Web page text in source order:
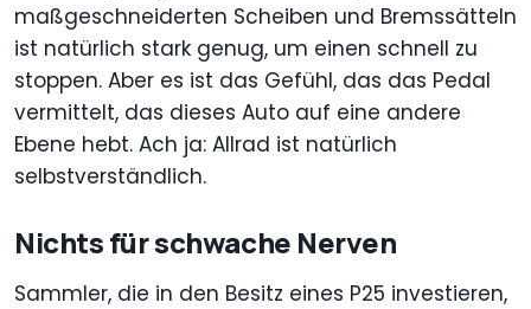
maßgeschneiderten Scheiben und Bremssätteln
ist natürlich stark genug, um einen schnell zu
stoppen. Aber es ist das Gefühl, das das Pedal
vermittelt, das dieses Auto auf eine andere
Ebene hebt. Ach ja: Allrad ist natürlich
selbstverständlich.
Nichts für schwache Nerven
Sammler, die in den Besitz eines P25 investieren,